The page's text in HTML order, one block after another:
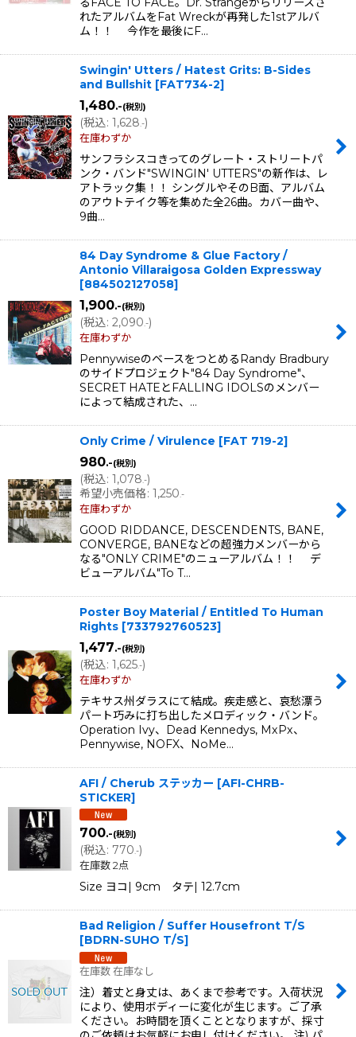
れたアルバムをFat Wreckが再発した1stアルバ
ム！！ 今作を最後にF…
Swingin' Utters / Hatest Grits: B-Sides
and Bullshit [FAT734-2]
1,480.-(税別)
(税込: 1,628.-)
在庫わずか
サンフラシスコきってのグレート・ストリートパ
ンク・バンド"SWINGIN' UTTERS"の新作は、レ
アトラック集！！ シングルやそのB面、アルバム
のアウトテイク等を集めた全26曲。カバー曲や、
9曲…
84 Day Syndrome & Glue Factory /
Antonio Villaraigosa Golden Expressway
[884502127058]
1,900.-(税別)
(税込: 2,090.-)
在庫わずか
PennywiseのベースをつとめるRandy Bradbury
のサイドプロジェクト"84 Day Syndrome"、
SECRET HATEとFALLING IDOLSのメンバー
によって結成された、…
Only Crime / Virulence [FAT 719-2]
980.-(税別)
(税込: 1,078.-)
希望小売価格: 1,250.-
在庫わずか
GOOD RIDDANCE, DESCENDENTS, BANE,
CONVERGE, BANEなどの超強力メンバーから
なる"ONLY CRIME"のニューアルバム！！ デ
ビューアルバム"To T…
Poster Boy Material / Entitled To Human
Rights [733792760523]
1,477.-(税別)
(税込: 1,625.-)
在庫わずか
テキサス州ダラスにて結成。疾走感と、哀愁漂う
パート巧みに打ち出したメロディック・バンド。
Operation Ivy、Dead Kennedys, MxPx、
Pennywise, NOFX、NoMe…
AFI / Cherub ステッカー [AFI-CHRB-
STICKER]
700.-(税別)
(税込: 770.-)
在庫数 2点
Size ヨコ| 9cm タテ| 12.7cm
Bad Religion / Suffer Housefront T/S
[BDRN-SUHO T/S]
在庫数 在庫なし
注）着丈と身丈は、あくまで参考です。入荷状況
により、使用ボディーに変化が生じます。ご了承
ください。お時間を頂くこととなりますが、採寸